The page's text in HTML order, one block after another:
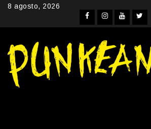
Skip8 agosto, 2026
Facebook